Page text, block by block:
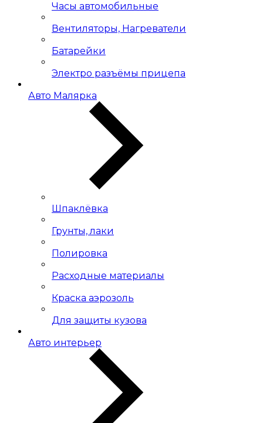
Часы автомобильные
Вентиляторы, Нагреватели
Батарейки
Электро разъёмы прицепа
Авто Малярка
Шпаклёвка
Грунты, лаки
Полировка
Расходные материалы
Краска аэрозоль
Для защиты кузова
Авто интерьер